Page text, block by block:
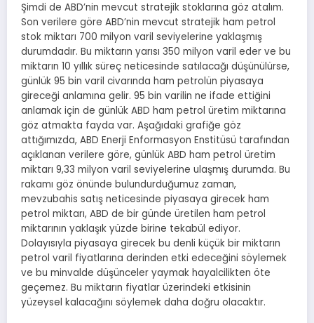
Şimdi de ABD’nin mevcut stratejik stoklarına göz atalım.
Son verilere göre ABD’nin mevcut stratejik ham petrol
stok miktarı 700 milyon varil seviyelerine yaklaşmış
durumdadır. Bu miktarın yarısı 350 milyon varil eder ve bu
miktarın 10 yıllık süreç neticesinde satılacağı düşünülürse,
günlük 95 bin varil civarında ham petrolün piyasaya
gireceği anlamına gelir. 95 bin varilin ne ifade ettiğini
anlamak için de günlük ABD ham petrol üretim miktarına
göz atmakta fayda var. Aşağıdaki grafiğe göz
attığımızda, ABD Enerji Enformasyon Enstitüsü tarafından
açıklanan verilere göre, günlük ABD ham petrol üretim
miktarı 9,33 milyon varil seviyelerine ulaşmış durumda. Bu
rakamı göz önünde bulundurduğumuz zaman,
mevzubahis satış neticesinde piyasaya girecek ham
petrol miktarı, ABD de bir günde üretilen ham petrol
miktarının yaklaşık yüzde birine tekabül ediyor.
Dolayısıyla piyasaya girecek bu denli küçük bir miktarın
petrol varil fiyatlarına derinden etki edeceğini söylemek
ve bu minvalde düşünceler yaymak hayalcilikten öte
geçemez. Bu miktarın fiyatlar üzerindeki etkisinin
yüzeysel kalacağını söylemek daha doğru olacaktır.